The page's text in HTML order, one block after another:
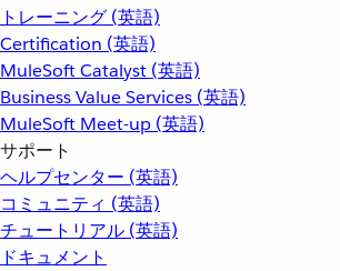
トレーニング (英語)
Certification (英語)
MuleSoft Catalyst (英語)
Business Value Services (英語)
MuleSoft Meet-up (英語)
サポート
ヘルプセンター (英語)
コミュニティ (英語)
チュートリアル (英語)
ドキュメント